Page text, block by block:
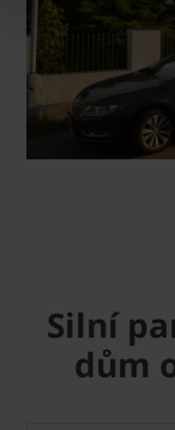
Silní
dům